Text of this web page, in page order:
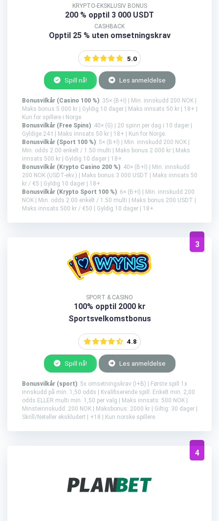
KRYPTO-EKSKLUSIV BONUS
200 % opptil 3 000 USDT
CASHBACK
Opptil 25 % uten omsetningskrav
5.0
Spill nå! Les anmeldelse
Bonusvilkår (Casino 100 %): 35× (B+I) | Min. innskudd 200 NOK |
Maks bonus 5 000 kr | Gyldig 10 dager | Maks innsats 50 kr | 18+ |
Kun for spillere i Norge.
Bonusvilkår (Free Spins): 40× (G) | 20 spinn per dag i 10 dager |
Gyldige 24 t | Maks innsats 50 kr | 18+ | Kun for Norge.
Bonusvilkår (Sport 100 %): 5× (B+I) | Min. innskudd 200 NOK |
Min. odds 2.00 enkelt / 1.50 multi | Maks bonus 2 000 kr | Maks
innsats 500 kr | Gyldig 10 dager | 18+.
Bonusvilkår (Krypto Casino 200 %): 40× (B+I) | Min. innskudd
200 NOK (USDT-ekv.) | Maks bonus 3 000 USDT | Maks innsats 50
kr / €5 | Gyldig 10 dager | 18+.
Bonusvilkår (Krypto Sport 100 %): 6× (B+I) | Min. innskudd 200
NOK | Min. odds 2.00 enkelt / 1.50 multi | Maks bonus 200 USDT |
Maks innsats 500 kr / €50 | Gyldig 10 dager | 18+.
3
SPORT & CASINO
100% opptil 2000 kr
Sportsvelkomstbonus
4.8
Spill nå! Les anmeldelse
Bonusvilkår (sport): 5x omsetningskrav (I+B) | Første spill 1x
innskudd på min. 1,50 odds | Kvalifiserende spill: Enkelt min. 2,00
odds ELLER multi min. 1,50 per valg | Maks innsats: 500 NOK |
Minsteinnskudd: 200 NOK | Maksbonus: 2000 kr | Giltig: 30 dager |
Skrill/Neteller ekskludert | +18 | Kun norske spillere.
4